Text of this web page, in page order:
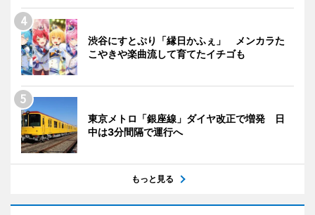
渋谷にすとぷり「縁日かふぇ」 メンカラた
こやきや楽曲流して育てたイチゴも
東京メトロ「銀座線」ダイヤ改正で増発 日
中は3分間隔で運行へ
もっと見る